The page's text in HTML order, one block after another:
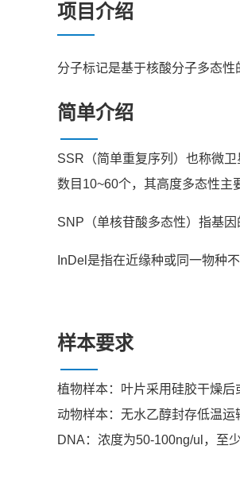
项目介绍
分子标记是基于核酸分子多态性
简单介绍
SSR（简单重复序列）也称微
数目10~60个，其高度多态性主
SNP（单核苷酸多态性）指基
InDel是指在近缘种或同一物种
样本要求
植物样本：叶片采用硅胶干燥后
动物样本：无水乙醇封存低温运
DNA：浓度为50-100ng/ul，至